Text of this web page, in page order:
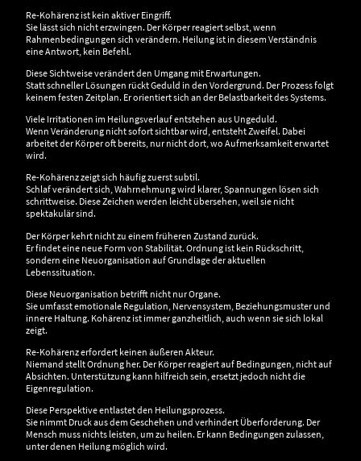
Re-Kohärenz ist kein aktiver Eingriff.
Sie lässt sich nicht erzwingen. Der Körper reagiert selbst, wenn
Rahmenbedingungen sich verändern. Heilung ist in diesem Verständnis
eine Antwort, kein Befehl.
Diese Sichtweise verändert den Umgang mit Erwartungen.
Statt schneller Lösungen rückt Geduld in den Vordergrund. Der Prozess folgt
keinem festen Zeitplan. Er orientiert sich an der Belastbarkeit des Systems.
Viele Irritationen im Heilungsverlauf entstehen aus Ungeduld.
Wenn Veränderung nicht sofort sichtbar wird, entsteht Zweifel. Dabei
arbeitet der Körper oft bereits, nur nicht dort, wo Aufmerksamkeit erwartet
wird.
Re-Kohärenz zeigt sich häufig zuerst subtil.
Schlaf verändert sich, Wahrnehmung wird klarer, Spannungen lösen sich
schrittweise. Diese Zeichen werden leicht übersehen, weil sie nicht
spektakulär sind.
Der Körper kehrt nicht zu einem früheren Zustand zurück.
Er findet eine neue Form von Stabilität. Ordnung ist kein Rückschritt,
sondern eine Neuorganisation auf Grundlage der aktuellen
Lebenssituation.
Diese Neuorganisation betrifft nicht nur Organe.
Sie umfasst emotionale Regulation, Nervensystem, Beziehungsmuster und
innere Haltung. Kohärenz ist immer ganzheitlich, auch wenn sie sich lokal
zeigt.
Re-Kohärenz erfordert keinen äußeren Akteur.
Niemand stellt Ordnung her. Der Körper reagiert auf Bedingungen, nicht auf
Absichten. Unterstützung kann hilfreich sein, ersetzt jedoch nicht die
Eigenregulation.
Diese Perspektive entlastet den Heilungsprozess.
Sie nimmt Druck aus dem Geschehen und verhindert Überforderung. Der
Mensch muss nichts leisten, um zu heilen. Er kann Bedingungen zulassen,
unter denen Heilung möglich wird.